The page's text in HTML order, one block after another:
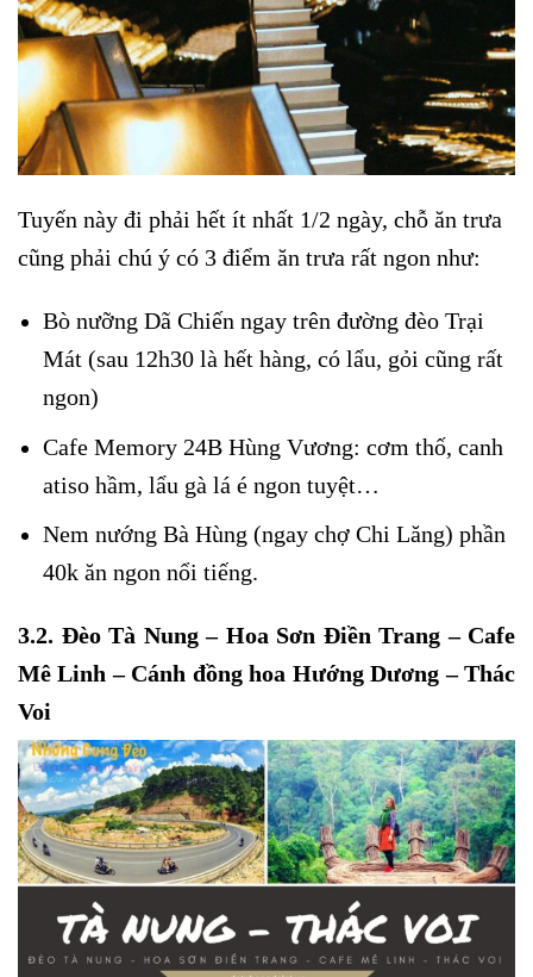
Tuyến này đi phải hết ít nhất 1/2 ngày, chỗ ăn trưa
cũng phải chú ý có 3 điểm ăn trưa rất ngon như:
Bò nưỡng Dã Chiến ngay trên đường đèo Trại
Mát (sau 12h30 là hết hàng, có lẩu, gỏi cũng rất
ngon)
Cafe Memory 24B Hùng Vương: cơm thố, canh
atiso hầm, lẩu gà lá é ngon tuyệt…
Nem nướng Bà Hùng (ngay chợ Chi Lăng) phần
40k ăn ngon nổi tiếng.
3.2. Đèo Tà Nung – Hoa Sơn Điền Trang – Cafe
Mê Linh – Cánh đồng hoa Hướng Dương – Thác
Voi